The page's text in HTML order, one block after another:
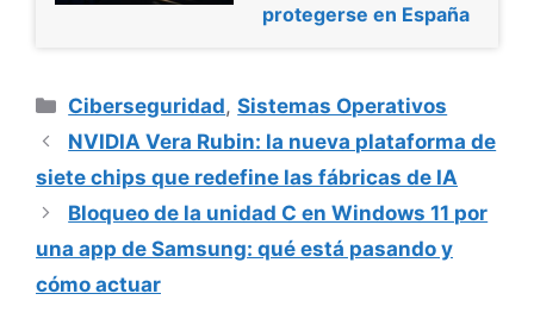
protegerse en España
Categorías
Ciberseguridad,Sistemas Operativos
NVIDIA Vera Rubin: la nueva plataforma de
siete chips que redefine las fábricas de IA
Bloqueo de la unidad C en Windows 11 por
una app de Samsung: qué está pasando y
cómo actuar